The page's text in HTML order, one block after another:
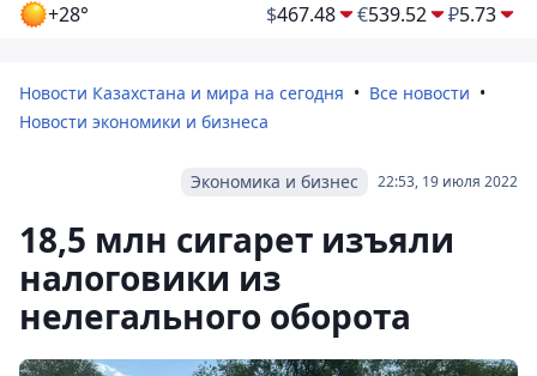
+28° $467.48 €539.52 ₽5.73
Новости Казахстана и мира на сегодня
Все новости
Новости экономики и бизнеса
22:53, 19 июля 2022
Экономика и бизнес
18,5 млн сигарет изъяли
налоговики из
нелегального оборота